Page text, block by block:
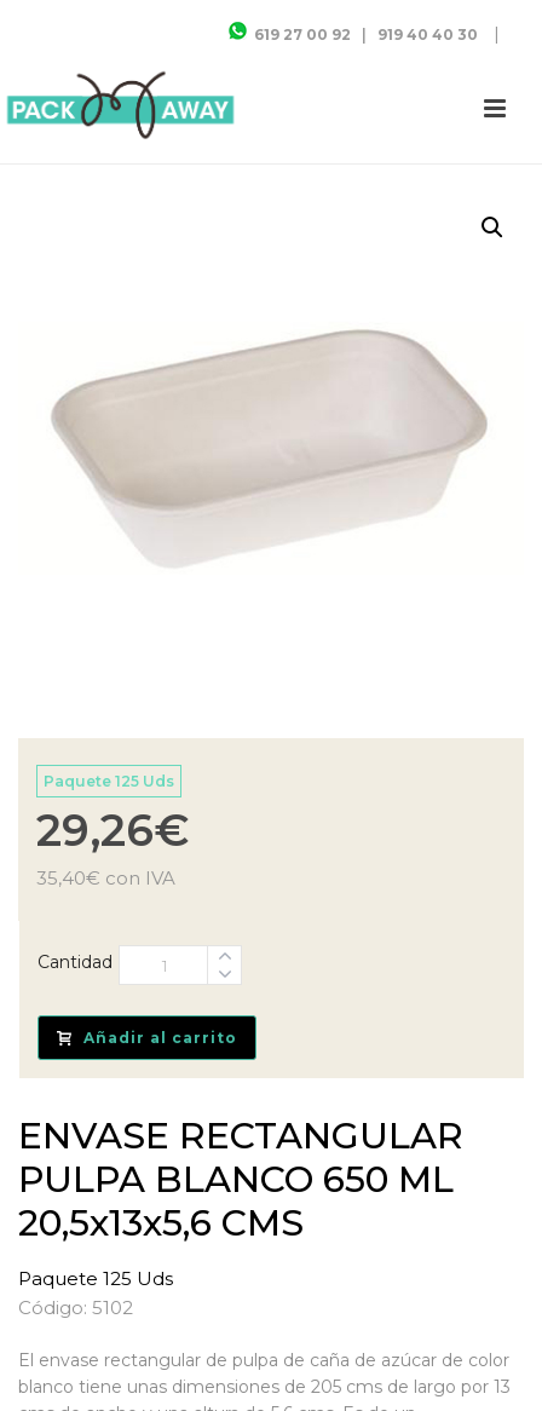
619 27 00 92 919 40 40 30 |
Paquete 125 Uds
29,26€
35,40€ con IVA
Cantidad
Añadir al carrito
ENVASE RECTANGULAR
PULPA BLANCO 650 ML
20,5x13x5,6 CMS
Paquete 125 Uds
Código: 5102
El envase rectangular de pulpa de caña de azúcar de color
blanco tiene unas dimensiones de 205 cms de largo por 13